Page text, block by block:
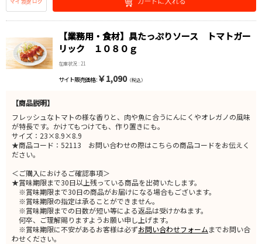
【業務用・食材】具たっぷりソース トマトガー
リック １０８０ｇ
在庫状況 : 21
サイト販売価格 : ￥1,090（税込）
【商品説明】
フレッシュなトマトの様な香りと、肉や魚に合うにんにくやオレガノの風味
が特長です。かけてもつけても、作り置きにも。
サイズ：23×8.9×8.9
★商品コード：52113 お問い合わせの際はこちらの商品コードをお伝えく
ださい。
＜ご購入におけるご確認事項＞
★賞味期限まで30日以上残っている商品を出荷いたします。
※賞味期限まで30日の商品がお届けになる場合もございます。
※賞味期限の指定は承ることができません。
※賞味期限までの日数が短い等による返品は受けかねます。
何卒、ご理解賜りますようお願い申し上げます。
※賞味期限に不安があるお客様は必ずお問い合わせフォームまでお問い合
わせください。